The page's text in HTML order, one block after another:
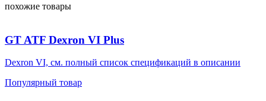
похожие товары
GT ATF Dexron VI Plus
Dexron VI, см. полный список спецификаций в описании
Популярный товар